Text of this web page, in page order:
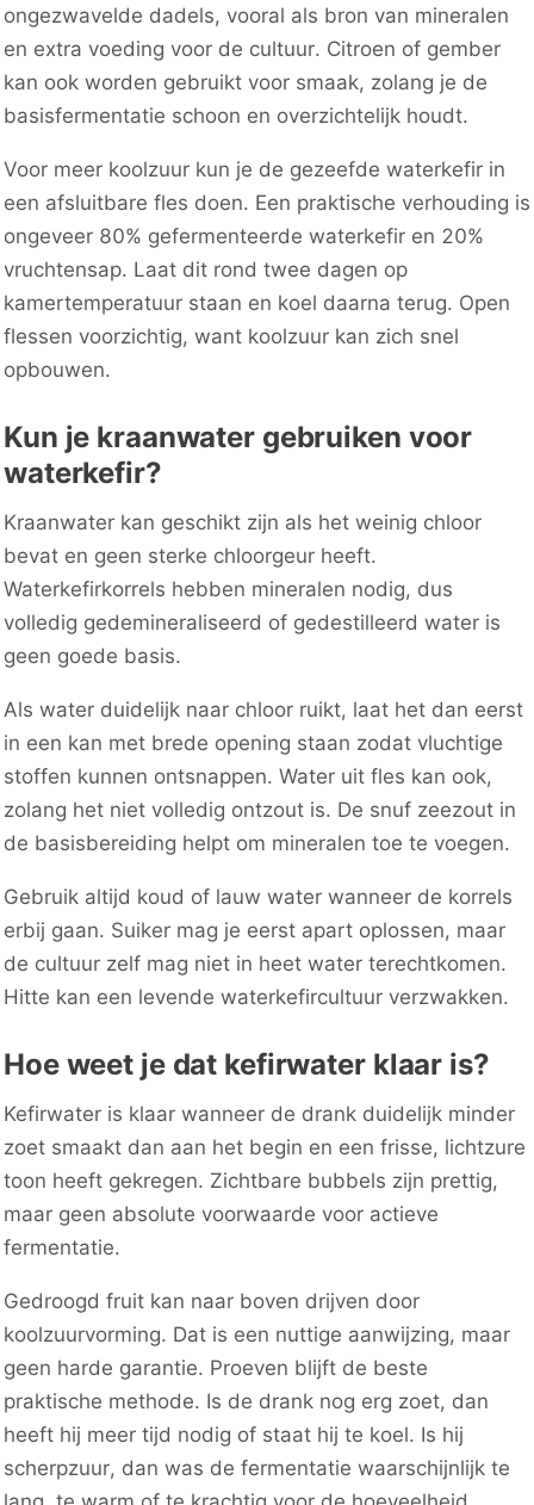
ongezwavelde dadels, vooral als bron van mineralen
en extra voeding voor de cultuur. Citroen of gember
kan ook worden gebruikt voor smaak, zolang je de
basisfermentatie schoon en overzichtelijk houdt.
Voor meer koolzuur kun je de gezeefde waterkefir in
een afsluitbare fles doen. Een praktische verhouding is
ongeveer 80% gefermenteerde waterkefir en 20%
vruchtensap. Laat dit rond twee dagen op
kamertemperatuur staan en koel daarna terug. Open
flessen voorzichtig, want koolzuur kan zich snel
opbouwen.
Kun je kraanwater gebruiken voor
waterkefir?
Kraanwater kan geschikt zijn als het weinig chloor
bevat en geen sterke chloorgeur heeft.
Waterkefirkorrels hebben mineralen nodig, dus
volledig gedemineraliseerd of gedestilleerd water is
geen goede basis.
Als water duidelijk naar chloor ruikt, laat het dan eerst
in een kan met brede opening staan zodat vluchtige
stoffen kunnen ontsnappen. Water uit fles kan ook,
zolang het niet volledig ontzout is. De snuf zeezout in
de basisbereiding helpt om mineralen toe te voegen.
Gebruik altijd koud of lauw water wanneer de korrels
erbij gaan. Suiker mag je eerst apart oplossen, maar
de cultuur zelf mag niet in heet water terechtkomen.
Hitte kan een levende waterkefircultuur verzwakken.
Hoe weet je dat kefirwater klaar is?
Kefirwater is klaar wanneer de drank duidelijk minder
zoet smaakt dan aan het begin en een frisse, lichtzure
toon heeft gekregen. Zichtbare bubbels zijn prettig,
maar geen absolute voorwaarde voor actieve
fermentatie.
Gedroogd fruit kan naar boven drijven door
koolzuurvorming. Dat is een nuttige aanwijzing, maar
geen harde garantie. Proeven blijft de beste
praktische methode. Is de drank nog erg zoet, dan
heeft hij meer tijd nodig of staat hij te koel. Is hij
scherpzuur, dan was de fermentatie waarschijnlijk te